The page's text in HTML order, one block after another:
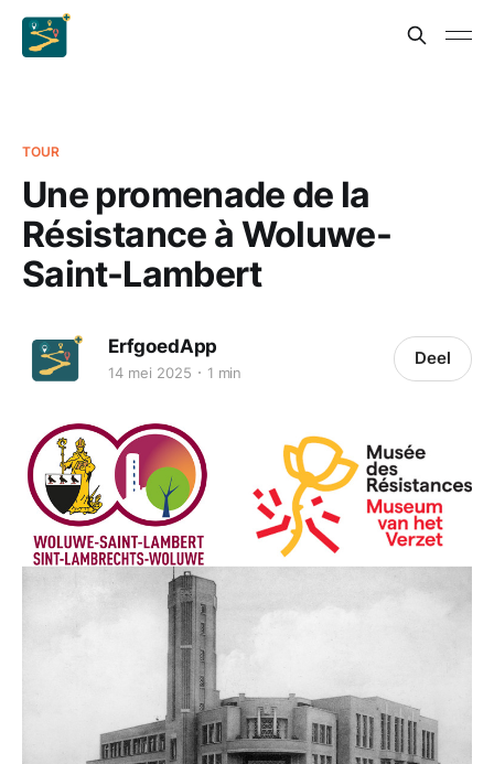
TOUR
Une promenade de la
Résistance à Woluwe-
Saint-Lambert
ErfgoedApp
14 mei 2025 1 min
Deel